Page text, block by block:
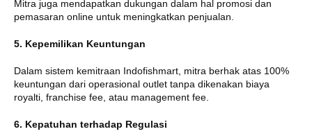
Mitra juga mendapatkan dukungan dalam hal promosi dan
pemasaran online untuk meningkatkan penjualan.
5. Kepemilikan Keuntungan
Dalam sistem kemitraan Indofishmart, mitra berhak atas 100%
keuntungan dari operasional outlet tanpa dikenakan biaya
royalti, franchise fee, atau management fee.
6. Kepatuhan terhadap Regulasi